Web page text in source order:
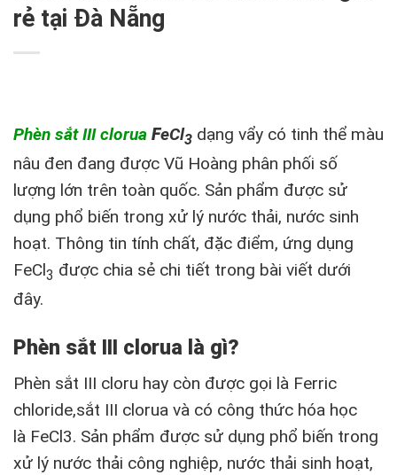
rẻ tại Đà Nẵng
Phèn sắt III clorua FeCl3 dạng vẩy có tinh thể màu
nâu đen đang được Vũ Hoàng phân phối số
lượng lớn trên toàn quốc. Sản phẩm được sử
dụng phổ biến trong xử lý nước thải, nước sinh
hoạt. Thông tin tính chất, đặc điểm, ứng dụng
FeCl3 được chia sẻ chi tiết trong bài viết dưới
đây.
Phèn sắt III clorua là gì?
Phèn sắt III cloru hay còn được gọi là Ferric
chloride,sắt III clorua và có công thức hóa học
là FeCl3. Sản phẩm được sử dụng phổ biến trong
xử lý nước thải công nghiệp, nước thải sinh hoạt,